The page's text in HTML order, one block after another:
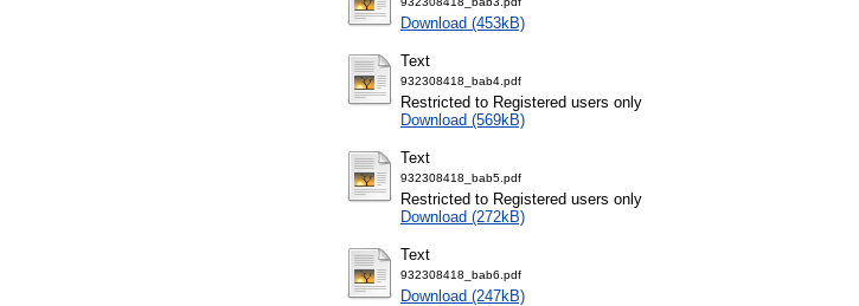
Download (453kB)
Text
932308418_bab4.pdf
Restricted to Registered users only
Download (569kB)
Text
932308418_bab5.pdf
Restricted to Registered users only
Download (272kB)
Text
932308418_bab6.pdf
Download (247kB)